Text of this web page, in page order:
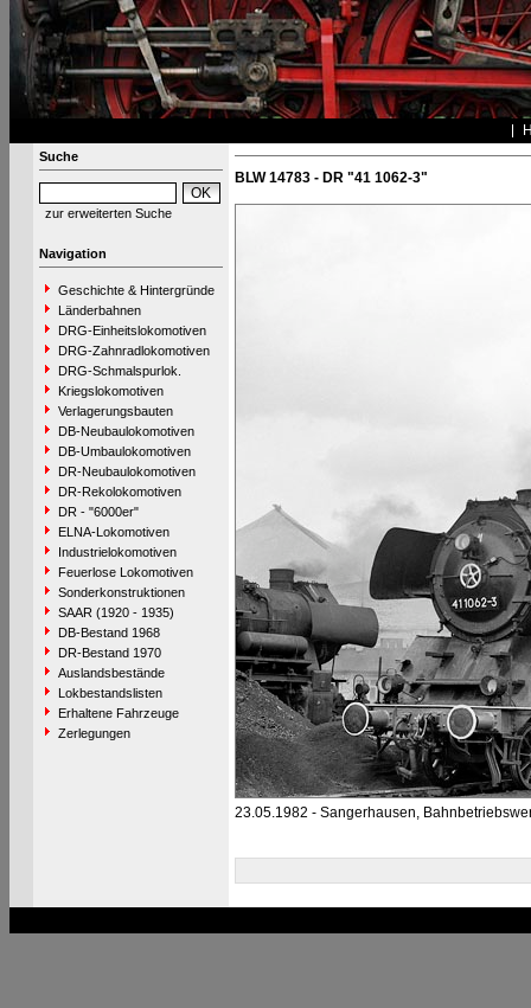
Suche
zur erweiterten Suche
Navigation
Geschichte & Hintergründe
Länderbahnen
DRG-Einheitslokomotiven
DRG-Zahnradlokomotiven
DRG-Schmalspurlok.
Kriegslokomotiven
Verlagerungsbauten
DB-Neubaulokomotiven
DB-Umbaulokomotiven
DR-Neubaulokomotiven
DR-Rekolokomotiven
DR - "6000er"
ELNA-Lokomotiven
Industrielokomotiven
Feuerlose Lokomotiven
Sonderkonstruktionen
SAAR (1920 - 1935)
DB-Bestand 1968
DR-Bestand 1970
Auslandsbestände
Lokbestandslisten
Erhaltene Fahrzeuge
Zerlegungen
BLW 14783 - DR "41 1062-3"
23.05.1982 - Sangerhausen,